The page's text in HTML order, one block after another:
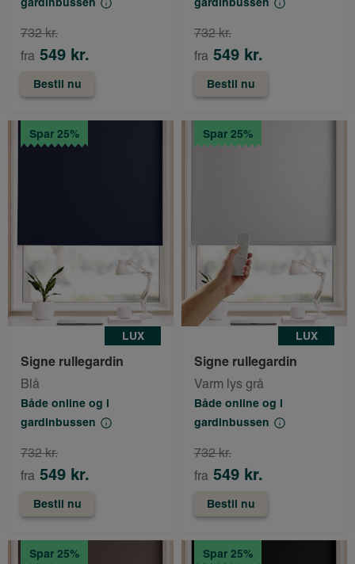
fra 549 kr.
732 kr.
Bestil nu
fra 549 kr.
732 kr.
Bestil nu
Spar 25%
LUX
Signe rullegardin
Blå
Både online og i
gardinbussen
fra 549 kr.
732 kr.
Bestil nu
Spar 25%
LUX
Signe rullegardin
Varm lys grå
Både online og i
gardinbussen
fra 549 kr.
732 kr.
Bestil nu
Spar 25% Spar 25%